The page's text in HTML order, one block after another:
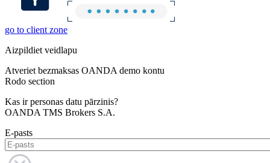
go to client zone
Aizpildiet veidlapu
Atveriet bezmaksas OANDA demo kontu
Rodo section
Kas ir personas datu pārzinis?
OANDA TMS Brokers S.A.
E-pasts